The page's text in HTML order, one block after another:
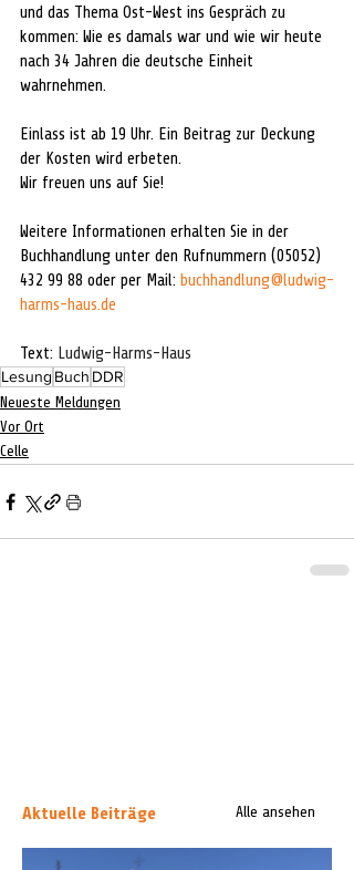
und das Thema Ost-West ins Gespräch zu
kommen: Wie es damals war und wie wir heute
nach 34 Jahren die deutsche Einheit
wahrnehmen.
Einlass ist ab 19 Uhr. Ein Beitrag zur Deckung
der Kosten wird erbeten.
Wir freuen uns auf Sie!
Weitere Informationen erhalten Sie in der
Buchhandlung unter den Rufnummern (05052)
432 99 88 oder per Mail: buchhandlung@ludwig-
harms-haus.de
Text: Ludwig-Harms-Haus
Lesung Buch DDR
Neueste Meldungen
Vor Ort
Celle
Aktuelle Beiträge Alle ansehen